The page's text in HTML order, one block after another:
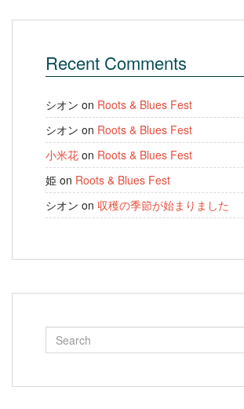
Recent Comments
シオン on Roots & Blues Fest
シオン on Roots & Blues Fest
小米花 on Roots & Blues Fest
姫 on Roots & Blues Fest
シオン on 収穫の季節が始まりました